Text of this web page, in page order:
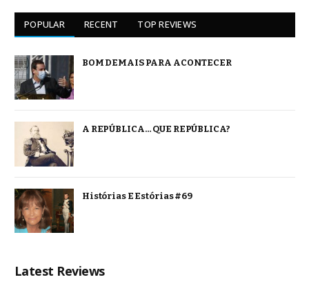
POPULAR RECENT TOP REVIEWS
BOM DEMAIS PARA ACONTECER
A REPÚBLICA… QUE REPÚBLICA?
Histórias E Estórias #69
Latest Reviews